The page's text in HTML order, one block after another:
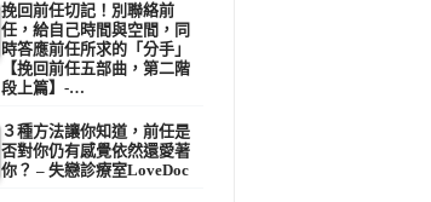
挽回前任切記！別聯絡前
任，給自己時間與空間，同
時答應前任所求的「分手」
【挽回前任五部曲，第二階
段上篇】-…
３種方法讓你知道，前任是
否對你仍有感覺依然還愛著
你？ – 失戀診療室LoveDoc